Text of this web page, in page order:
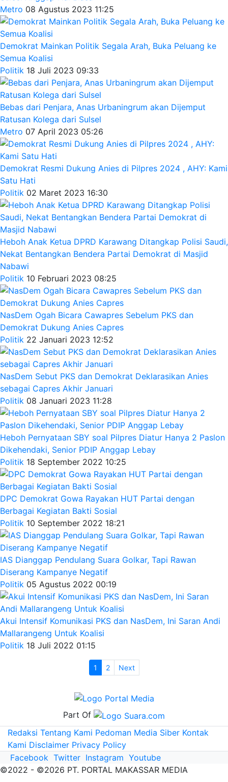
Metro 08 Agustus 2023 11:25
Demokrat Mainkan Politik Segala Arah, Buka Peluang ke
Semua Koalisi
Politik 18 Juli 2023 09:33
Bebas dari Penjara, Anas Urbaningrum akan Dijemput
Ratusan Kolega dari Sulsel
Metro 07 April 2023 05:26
Demokrat Resmi Dukung Anies di Pilpres 2024 , AHY: Kami
Satu Hati
Politik 02 Maret 2023 16:30
Heboh Anak Ketua DPRD Karawang Ditangkap Polisi Saudi,
Nekat Bentangkan Bendera Partai Demokrat di Masjid
Nabawi
Politik 10 Februari 2023 08:25
NasDem Ogah Bicara Cawapres Sebelum PKS dan
Demokrat Dukung Anies Capres
Politik 22 Januari 2023 12:52
NasDem Sebut PKS dan Demokrat Deklarasikan Anies
sebagai Capres Akhir Januari
Politik 08 Januari 2023 11:28
Heboh Pernyataan SBY soal Pilpres Diatur Hanya 2 Paslon
Dikehendaki, Senior PDIP Anggap Lebay
Politik 18 September 2022 10:25
DPC Demokrat Gowa Rayakan HUT Partai dengan
Berbagai Kegiatan Bakti Sosial
Politik 10 September 2022 18:21
IAS Dianggap Pendulang Suara Golkar, Tapi Rawan
Diserang Kampanye Negatif
Politik 05 Agustus 2022 00:19
Akui Intensif Komunikasi PKS dan NasDem, Ini Saran Andi
Mallarangeng Untuk Koalisi
Politik 18 Juli 2022 01:15
1 2 Next
Part Of
Redaksi Tentang Kami Pedoman Media Siber Kontak
Kami Disclaimer Privacy Policy
Facebook Twitter Instagram Youtube
©2022 - ©2026 PT. PORTAL MAKASSAR MEDIA